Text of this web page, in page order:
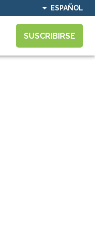
ESPAÑOL
SUSCRIBIRSE